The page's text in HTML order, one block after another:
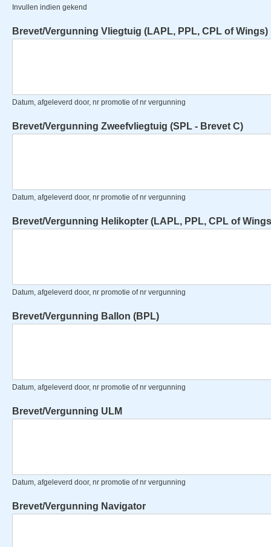
Invullen indien gekend
Brevet/Vergunning Vliegtuig (LAPL, PPL, CPL of Wings)
Datum, afgeleverd door, nr promotie of nr vergunning
Brevet/Vergunning Zweefvliegtuig (SPL - Brevet C)
Datum, afgeleverd door, nr promotie of nr vergunning
Brevet/Vergunning Helikopter (LAPL, PPL, CPL of
Datum, afgeleverd door, nr promotie of nr vergunning
Brevet/Vergunning Ballon (BPL)
Datum, afgeleverd door, nr promotie of nr vergunning
Brevet/Vergunning ULM
Datum, afgeleverd door, nr promotie of nr vergunning
Brevet/Vergunning Navigator